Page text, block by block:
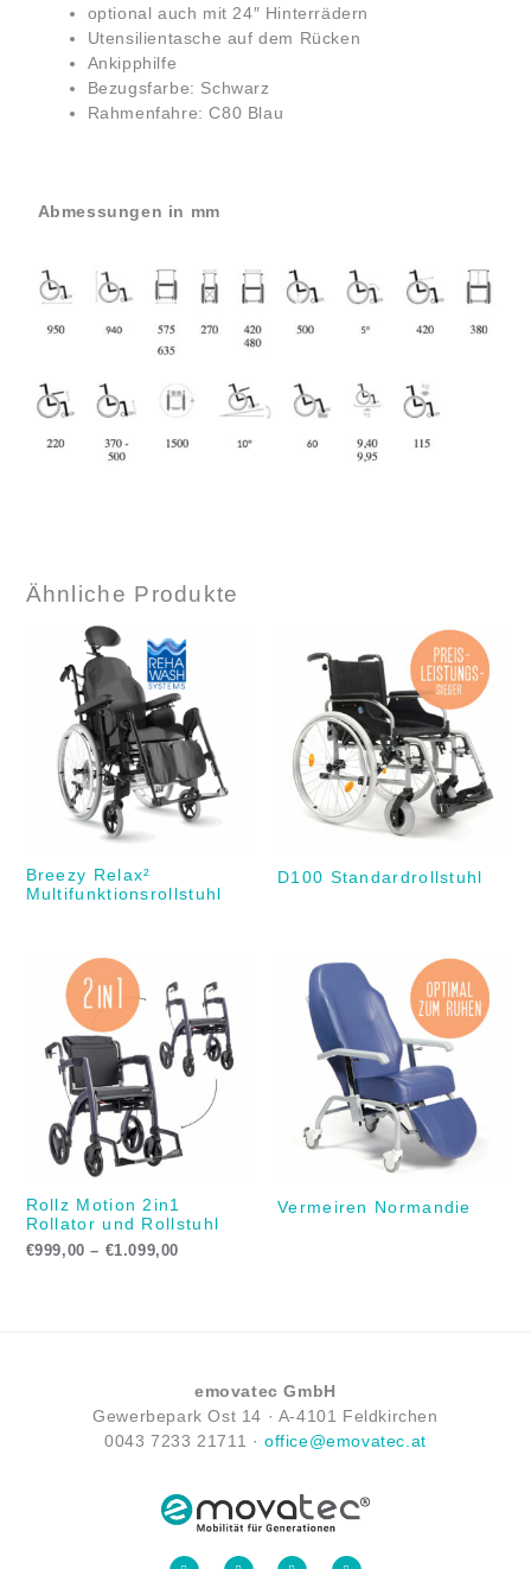
optional auch mit 24″ Hinterrädern
Utensilientasche auf dem Rücken
Ankipphilfe
Bezugsfarbe: Schwarz
Rahmenfahre: C80 Blau
Abmessungen in mm
Ähnliche Produkte
Breezy Relax²
Multifunktionsrollstuhl
D100 Standardrollstuhl
Rollz Motion 2in1
Rollator und Rollstuhl
€999,00 – €1.099,00
€999,00
bis
€1.099,00
Vermeiren Normandie
emovatec GmbH
Gewerbepark Ost 14 · A-4101 Feldkirchen
00437233 21711 · office@emovatec.at
F
I
Y
L